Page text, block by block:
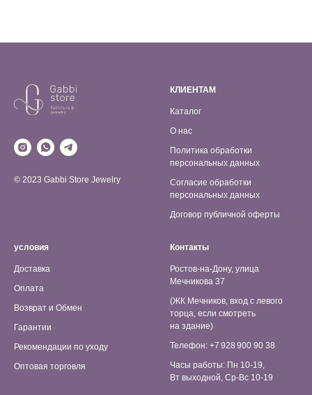
© 2023 Gabbi Store Jewelry
КЛИЕНТАМ
Каталог
О нас
Политика обработки
персональных данных
Согласие обработки
персональных данных
Договор публичной оферты
условия
Доставка
Оплата
Возврат и Обмен
Гарантии
Рекомендации по уходу
Оптовая торговля
Контакты
Ростов-на-Дону, улица
Мечникова 37
(ЖК Мечников, вход с левого
торца, если смотреть
на здание)
Телефон: +7 928 900 90 38
Часы работы: Пн 10-19,
Вт выходной, Ср-Вс 10-19